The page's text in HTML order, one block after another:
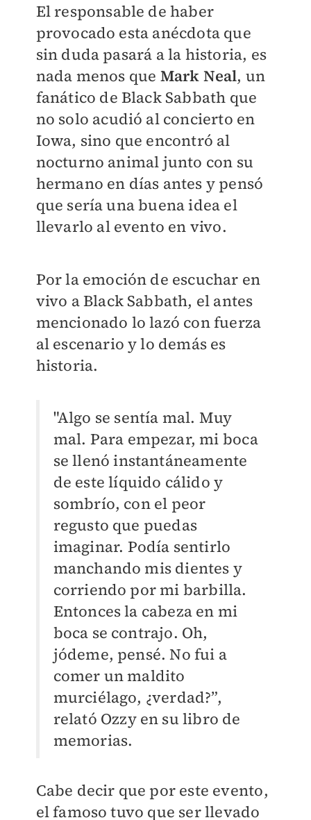
El responsable de haber
provocado esta anécdota que
sin duda pasará a la historia, es
nada menos que Mark Neal, un
fanático de Black Sabbath que
no solo acudió al concierto en
Iowa, sino que encontró al
nocturno animal junto con su
hermano en días antes y pensó
que sería una buena idea el
llevarlo al evento en vivo.
Por la emoción de escuchar en
vivo a Black Sabbath, el antes
mencionado lo lazó con fuerza
al escenario y lo demás es
historia.
"Algo se sentía mal. Muy
mal. Para empezar, mi boca
se llenó instantáneamente
de este líquido cálido y
sombrío, con el peor
regusto que puedas
imaginar. Podía sentirlo
manchando mis dientes y
corriendo por mi barbilla.
Entonces la cabeza en mi
boca se contrajo. Oh,
jódeme, pensé. No fui a
comer un maldito
murciélago, ¿verdad?”,
relató Ozzy en su libro de
memorias.
Cabe decir que por este evento,
el famoso tuvo que ser llevado